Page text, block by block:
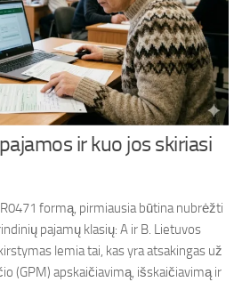
ir kuo jos skiriasi
formą, pirmiausia būtina nubrėžti
pajamų klasių: A ir B. Lietuvos
lemia tai, kas yra atsakingas už
(GPM) apskaičiavimą, išskaičiavimą ir